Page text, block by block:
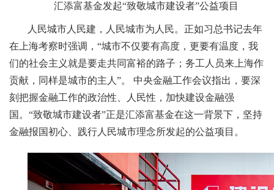
汇添富基金发起“致敬城市建设者”公益项目
人民城市人民建，人民城市为人民。正如习总书记去年
在上海考察时强调，“城市不仅要有高度，更要有温度，我
们的社会主义就是要走共同富裕的路子；务工人员来上海作
贡献，同样是城市的主人”。 中央金融工作会议指出，要深
刻把握金融工作的政治性、人民性，加快建设金融强
国。“致敬城市建设者”正是汇添富基金在这一背景下，坚持
金融报国初心、践行人民城市理念所发起的公益项目。